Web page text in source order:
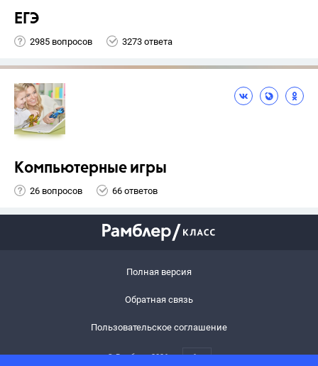
ЕГЭ
2985 вопросов 3273 ответа
Компьютерные игры
26 вопросов 66 ответов
Полная версия
Обратная связь
Пользовательское соглашение
© Рамблер,2026 6+